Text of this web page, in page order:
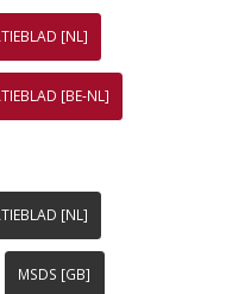
[NL]
[BE-NL]
[NL]
MSDS [GB]